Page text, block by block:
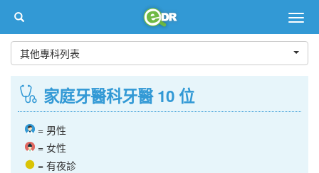
其他專科列表
家庭牙醫科牙醫 10 位
= 男性
= 女性
= 有夜診